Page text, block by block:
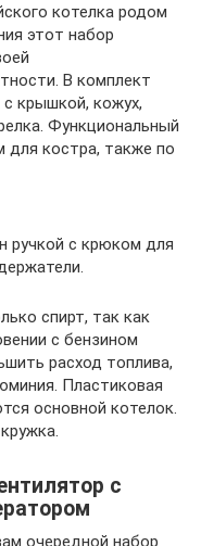
котелка родом
этот набор
В комплект
крышкой, кожух,
Функциональный
для костра, также по
ручкой с крюком для
спирт, так как
с бензином
расход топлива,
Пластиковая
основной котелок.
с
очередной набор